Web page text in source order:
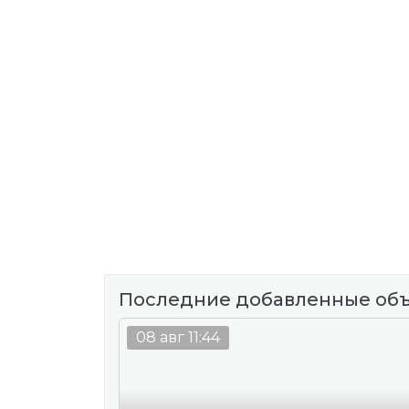
Последние добавленные
08 авг 11:44